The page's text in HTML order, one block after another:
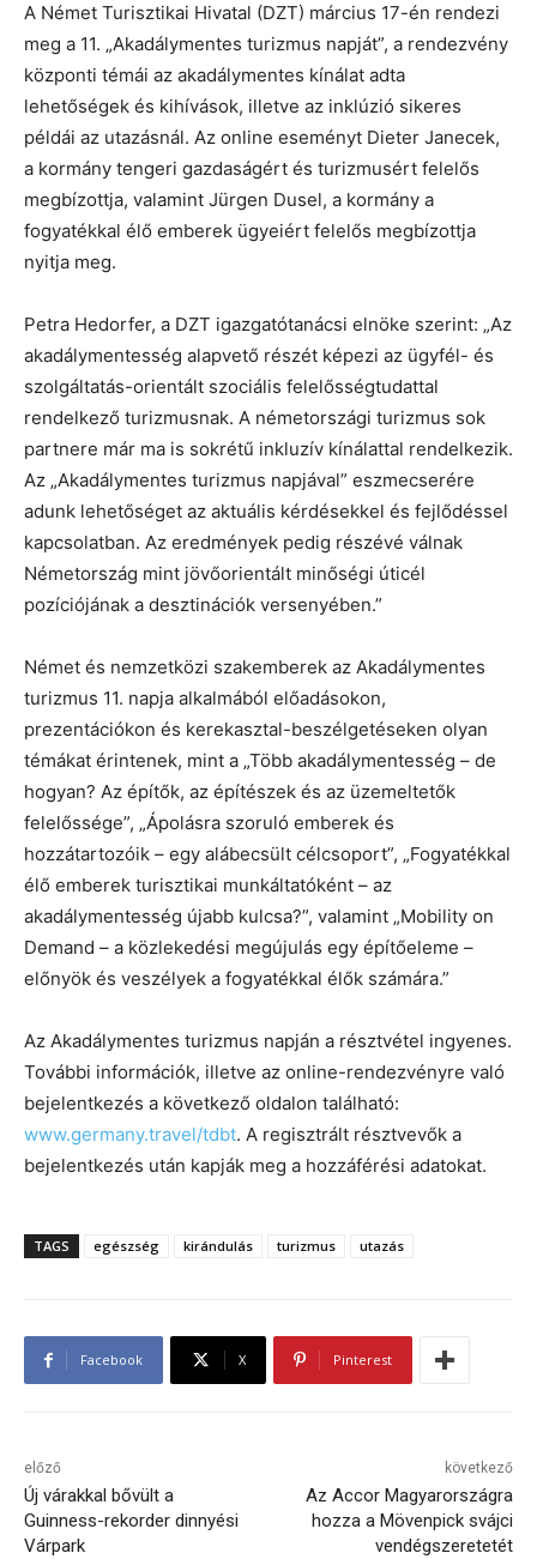
A Német Turisztikai Hivatal (DZT) március 17-én rendezi
meg a 11. „Akadálymentes turizmus napját”, a rendezvény
központi témái az akadálymentes kínálat adta
lehetőségek és kihívások, illetve az inklúzió sikeres
példái az utazásnál. Az online eseményt Dieter Janecek,
a kormány tengeri gazdaságért és turizmusért felelős
megbízottja, valamint Jürgen Dusel, a kormány a
fogyatékkal élő emberek ügyeiért felelős megbízottja
nyitja meg.
Petra Hedorfer, a DZT igazgatótanácsi elnöke szerint: „Az
akadálymentesség alapvető részét képezi az ügyfél- és
szolgáltatás-orientált szociális felelősségtudattal
rendelkező turizmusnak. A németországi turizmus sok
partnere már ma is sokrétű inkluzív kínálattal rendelkezik.
Az „Akadálymentes turizmus napjával” eszmecserére
adunk lehetőséget az aktuális kérdésekkel és fejlődéssel
kapcsolatban. Az eredmények pedig részévé válnak
Németország mint jövőorientált minőségi úticél
pozíciójának a desztinációk versenyében.”
Német és nemzetközi szakemberek az Akadálymentes
turizmus 11. napja alkalmából előadásokon,
prezentációkon és kerekasztal-beszélgetéseken olyan
témákat érintenek, mint a „Több akadálymentesség – de
hogyan? Az építők, az építészek és az üzemeltetők
felelőssége”, „Ápolásra szoruló emberek és
hozzátartozóik – egy alábecsült célcsoport”, „Fogyatékkal
élő emberek turisztikai munkáltatóként – az
akadálymentesség újabb kulcsa?”, valamint „Mobility on
Demand – a közlekedési megújulás egy építőeleme –
előnyök és veszélyek a fogyatékkal élők számára.”
Az Akadálymentes turizmus napján a résztvétel ingyenes.
További információk, illetve az online-rendezvényre való
bejelentkezés a következő oldalon található:
www.germany.travel/tdbt. A regisztrált résztvevők a
bejelentkezés után kapják meg a hozzáférési adatokat.
TAGS egészség kirándulás turizmus utazás
Facebook X Pinterest
előző
Új várakkal bővült a
Guinness-rekorder dinnyési
Várpark
következő
Az Accor Magyarországra
hozza a Mövenpick svájci
vendégszeretetét